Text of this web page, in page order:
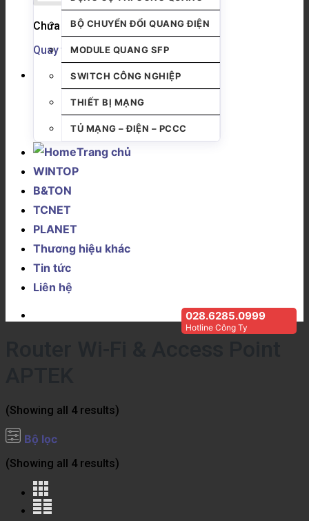
Chưa có sản phẩm trong giỏ hàng.
Quay trở lại cửa hàng
BỘ CHUYỂN ĐỔI QUANG ĐIỆN
MODULE QUANG SFP
SWITCH CÔNG NGHIỆP
THIẾT BỊ MẠNG
TỦ MẠNG – ĐIỆN – PCCC
Trang chủ
WINTOP
B&TON
TCNET
PLANET
Thương hiệu khác
Tin tức
Liên hệ
028.6285.0999
Hotline Công Ty
(Showing all 4 results)
Bộ lọc
(Showing all 4 results)